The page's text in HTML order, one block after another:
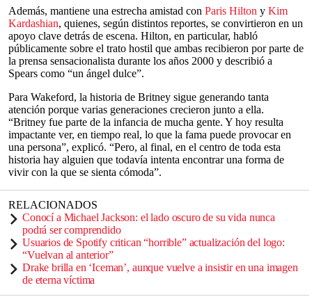
Además, mantiene una estrecha amistad con Paris Hilton y Kim
Kardashian, quienes, según distintos reportes, se convirtieron en un
apoyo clave detrás de escena. Hilton, en particular, habló
públicamente sobre el trato hostil que ambas recibieron por parte de
la prensa sensacionalista durante los años 2000 y describió a
Spears como “un ángel dulce”.
Para Wakeford, la historia de Britney sigue generando tanta
atención porque varias generaciones crecieron junto a ella.
“Britney fue parte de la infancia de mucha gente. Y hoy resulta
impactante ver, en tiempo real, lo que la fama puede provocar en
una persona”, explicó. “Pero, al final, en el centro de toda esta
historia hay alguien que todavía intenta encontrar una forma de
vivir con la que se sienta cómoda”.
RELACIONADOS
Conocí a Michael Jackson: el lado oscuro de su vida nunca
podrá ser comprendido
Usuarios de Spotify critican “horrible” actualización del logo:
“Vuelvan al anterior”
Drake brilla en ‘Iceman’, aunque vuelve a insistir en una imagen
de eterna víctima